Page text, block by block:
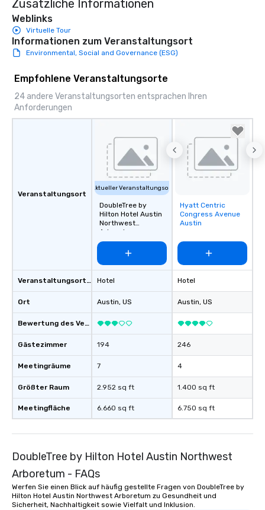
Zusätzliche Informationen
Weblinks
Virtuelle Tour
Informationen zum Veranstaltungsort
Environmental, Social and Governance (ESG)
Empfohlene Veranstaltungsorte
24 andere Veranstaltungsorten entsprachen Ihren
Anforderungen
Veranstaltungsort
Veranstaltungsortstyp
Ort
Bewertung des Veranstaltungsortes
Gästezimmer
Meetingräume
Größter Raum
Meetingfläche
Aktueller Veranstaltungsort
DoubleTree by
Hilton Hotel Austin
Northwest
Arboretum
Hotel
Austin, US
194
7
2.952 sq ft
6.660 sq ft
Removed from
favorites
Hyatt Centric
Congress Avenue
Austin
Hotel
Austin, US
246
4
1.400 sq ft
6.750 sq ft
DoubleTree by Hilton Hotel Austin Northwest
Arboretum - FAQs
Werfen Sie einen Blick auf häufig gestellte Fragen von DoubleTree by
Hilton Hotel Austin Northwest Arboretum zu Gesundheit und
Sicherheit, Nachhaltigkeit sowie Vielfalt und Inklusion.